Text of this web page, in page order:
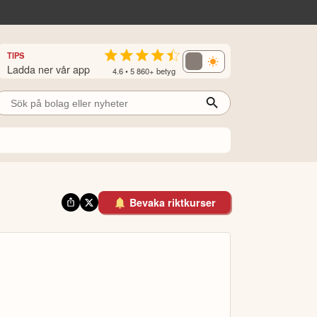
TIPS
Ladda ner vår app 4.6 • 5 860+ betyg
Bevaka riktkurser